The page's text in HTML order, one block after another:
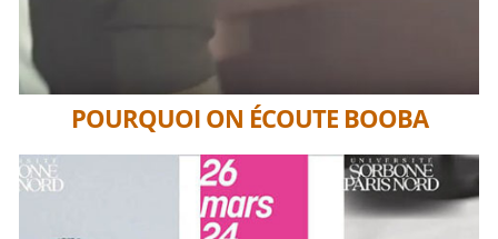
POURQUOI ON ÉCOUTE BOOBA